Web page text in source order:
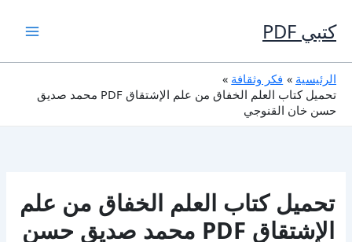
إلى
المحتوى
كتبي PDF
الرئيسية
فكر وثقافة
تحميل كتاب العلم الخفاق من علم الإشتقاق PDF محمد صديق
حسن خان القنوجي
تحميل كتاب العلم الخفاق من علم
الإشتقاق PDF محمد صديق حسن